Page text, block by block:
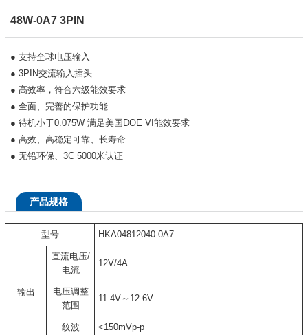
48W-0A7 3PIN
● 支持全球电压输入
● 3PIN交流输入插头
● 高效率，符合六级能效要求
● 全面、完善的保护功能
● 待机小于0.075W 满足美国DOE VI能效要求
● 高效、高稳定可靠、长寿命
● 无铅环保、3C 5000米认证
产品规格
型号 HKA04812040-0A7
输出
直流电压/
电流
12V/4A
电压调整
范围
11.4V～12.6V
纹波 <150mVp-p